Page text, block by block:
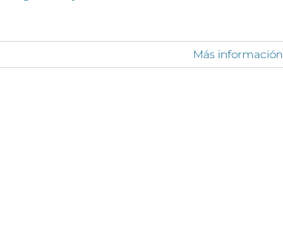
Más información